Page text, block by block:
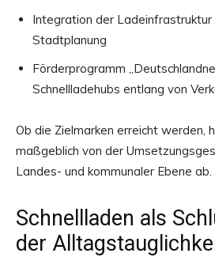
Integration der
Stadtplanung
Förderprogramm
Schnellladehubs entlang von
Ob die Zielmarken erreicht werden,
maßgeblich von der
Landes- und kommunaler Ebene ab.
Schnellladen als
der